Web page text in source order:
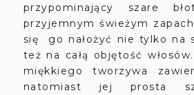
przypominający szare
przyjemnym świeżym
się go nałożyć nie tylko na
też na całą objętość
miękkiego tworzywa
natomiast jej prosta